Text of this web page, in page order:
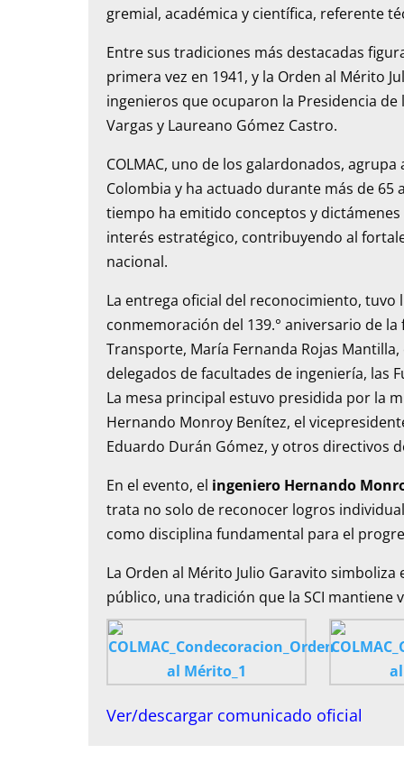
gremial, académica y científica, referente
Entre sus tradiciones más destacadas
primera vez en 1941, y la Orden al Mérito
ingenieros que ocuparon la Presidencia
Vargas y Laureano Gómez Castro.
COLMAC, uno de los galardonados,
Colombia y ha actuado durante más de 65
tiempo ha emitido conceptos y
interés estratégico, contribuyendo al
nacional.
La entrega oficial del reconocimiento, tuvo
conmemoración del 139.° aniversario de
Transporte, María Fernanda Rojas
delegados de facultades de ingeniería, las
La mesa principal estuvo presidida por la
Hernando Monroy Benítez, el
Eduardo Durán Gómez, y otros directivos
En el evento, el ingeniero Hernando
trata no solo de reconocer logros
como disciplina fundamental para el
La Orden al Mérito Julio Garavito
público, una tradición que la SCI mantiene
Ver/descargar comunicado oficial